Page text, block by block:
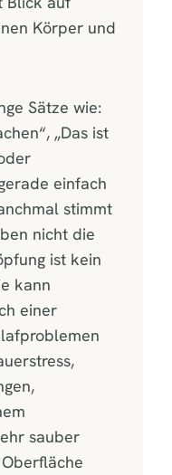
Körper und
Sätze wie:
„Das ist
einfach
stimmt
nicht die
ist kein
kann
einer
sauber